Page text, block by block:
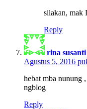
silakan, mak
Reply
rina susanti
Agustus 5, 2016
hebat mba nunung
ngblog
Reply